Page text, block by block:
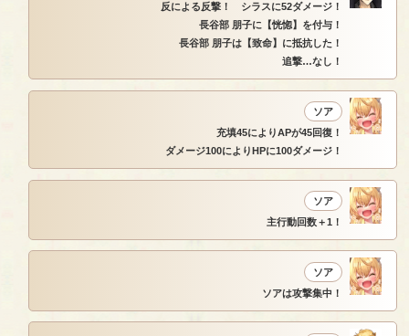
反による反撃！ シラスに52ダメージ！
長谷部 朋子に【恍惚】を付与！
長谷部 朋子は【致命】に抵抗した！
追撃…なし！
ソア
充填45によりAPが45回復！
ダメージ100によりHPに100ダメージ！
ソア
主行動回数＋1！
ソア
ソアは攻撃集中！